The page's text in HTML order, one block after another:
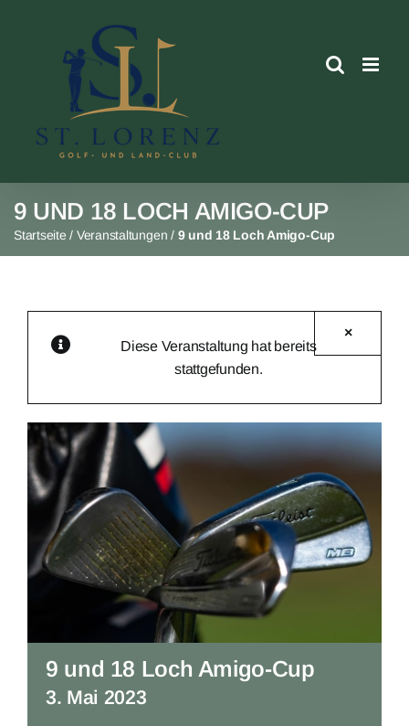
9 UND 18 LOCH AMIGO-CUP
Startseite / Veranstaltungen / 9 und 18 Loch Amigo-Cup
Diese Veranstaltung hat bereits
stattgefunden.
×
9 und 18 Loch Amigo-Cup
3. Mai 2023